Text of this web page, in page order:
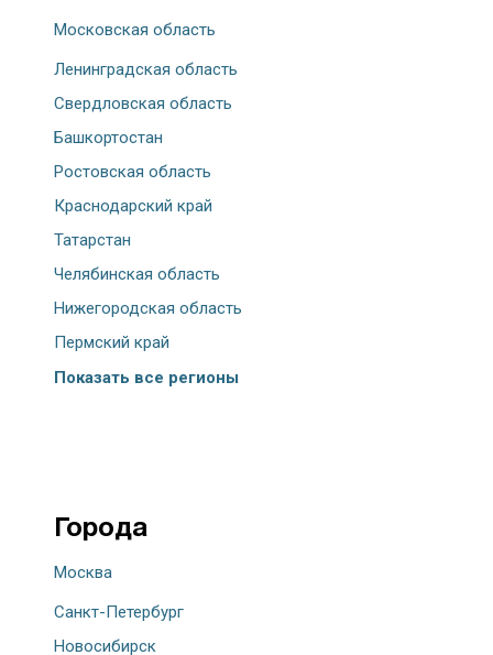
Московская область
Ленинградская область
Свердловская область
Башкортостан
Ростовская область
Краснодарский край
Татарстан
Челябинская область
Нижегородская область
Пермский край
Показать все регионы
Города
Москва
Санкт-Петербург
Новосибирск